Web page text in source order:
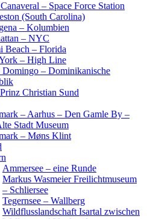
– Space Force Station
(South Carolina)
– Kolumbien
– NYC
Beach – Florida
– High Line
Domingo – Dominikanische
Christian Sund
– Aarhus – Den Gamle By –
Stadt Museum
– Møns Klint
Ammersee – eine Runde
Markus Wasmeier Freilichtmuseum
– Schliersee
Tegernsee – Wallberg
Wildflusslandschaft Isartal zwischen